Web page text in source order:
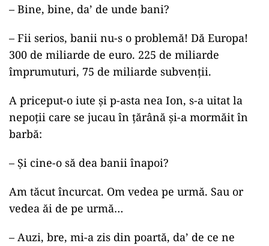
– Bine, bine, da’ de unde bani?
– Fii serios, banii nu-s o problemă! Dă Europa!
300 de miliarde de euro. 225 de miliarde
împrumuturi, 75 de miliarde subvenții.
A priceput-o iute și p-asta nea Ion, s-a uitat la
nepoții care se jucau în țărână și-a mormăit în
barbă:
– Și cine-o să dea banii înapoi?
Am tăcut încurcat. Om vedea pe urmă. Sau or
vedea ăi de pe urmă…
– Auzi, bre, mi-a zis din poartă, da’ de ce ne